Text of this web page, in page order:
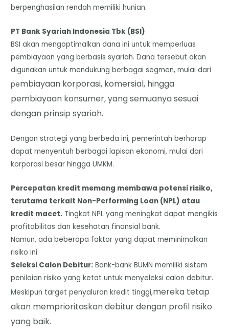
berpenghasilan rendah memiliki hunian.
​PT Bank Syariah Indonesia Tbk (BSI)
BSI akan mengoptimalkan dana ini untuk memperluas
pembiayaan yang berbasis syariah. Dana tersebut akan
digunakan untuk mendukung berbagai segmen, mulai dari
pembiayaan korporasi, komersial, hingga
pembiayaan konsumer, yang semuanya sesuai
dengan prinsip syariah.
​Dengan strategi yang berbeda ini, pemerintah berharap
dapat menyentuh berbagai lapisan ekonomi, mulai dari
korporasi besar hingga UMKM.
Percepatan kredit memang membawa potensi risiko,
terutama terkait Non-Performing Loan (NPL) atau
kredit macet. Tingkat NPL yang meningkat dapat mengikis
profitabilitas dan kesehatan finansial bank.
​Namun, ada beberapa faktor yang dapat meminimalkan
risiko ini:
​Seleksi Calon Debitur: Bank-bank BUMN memiliki sistem
penilaian risiko yang ketat untuk menyeleksi calon debitur.
Meskipun target penyaluran kredit tinggi,mereka tetap
akan memprioritaskan debitur dengan profil risiko
yang baik.